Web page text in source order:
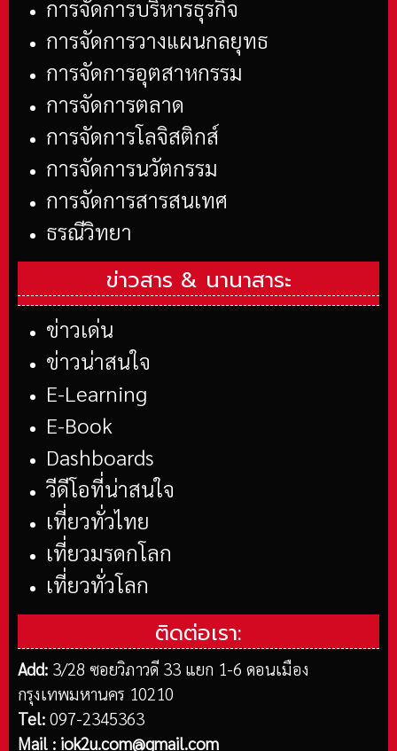
การจัดการบริหารธุรกิจ
การจัดการวางแผนกลยุทธ
การจัดการอุตสาหกรรม
การจัดการตลาด
การจัดการโลจิสติกส์
การจัดการนวัตกรรม
การจัดการสารสนเทศ
ธรณีวิทยา
ข่าวสาร & นานาสาระ
ข่าวเด่น
ข่าวน่าสนใจ
E-Learning
E-Book
Dashboards
วีดีโอที่น่าสนใจ
เที่ยวทั่วไทย
เที่ยวมรดกโลก
เที่ยวทั่วโลก
ติดต่อเรา:
Add: 3/28 ซอยวิภาวดี 33 แยก 1-6 ดอนเมือง
กรุงเทพมหานคร 10210
Tel: 097-2345363
Mail : iok2u.com@gmail.com